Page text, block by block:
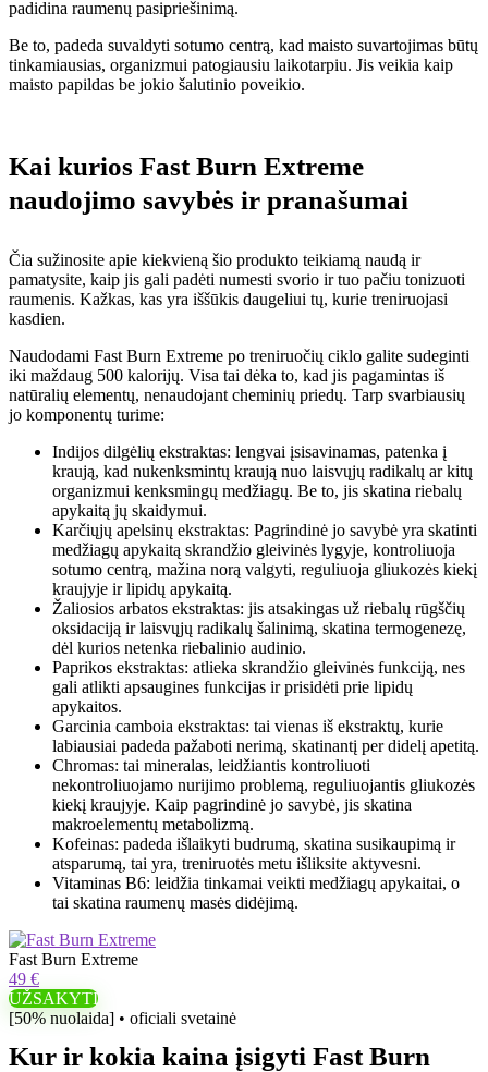
padidina raumenų pasipriešinimą.
Be to, padeda suvaldyti sotumo centrą, kad maisto suvartojimas būtų
tinkamiausias, organizmui patogiausiu laikotarpiu. Jis veikia kaip
maisto papildas be jokio šalutinio poveikio.
Kai kurios Fast Burn Extreme
naudojimo savybės ir pranašumai
Čia sužinosite apie kiekvieną šio produkto teikiamą naudą ir
pamatysite, kaip jis gali padėti numesti svorio ir tuo pačiu tonizuoti
raumenis. Kažkas, kas yra iššūkis daugeliui tų, kurie treniruojasi
kasdien.
Naudodami Fast Burn Extreme po treniruočių ciklo galite sudeginti
iki maždaug 500 kalorijų. Visa tai dėka to, kad jis pagamintas iš
natūralių elementų, nenaudojant cheminių priedų. Tarp svarbiausių
jo komponentų turime:
Indijos dilgėlių ekstraktas: lengvai įsisavinamas, patenka į
kraują, kad nukenksmintų kraują nuo laisvųjų radikalų ar kitų
organizmui kenksmingų medžiagų. Be to, jis skatina riebalų
apykaitą jų skaidymui.
Karčiųjų apelsinų ekstraktas: Pagrindinė jo savybė yra skatinti
medžiagų apykaitą skrandžio gleivinės lygyje, kontroliuoja
sotumo centrą, mažina norą valgyti, reguliuoja gliukozės kiekį
kraujyje ir lipidų apykaitą.
Žaliosios arbatos ekstraktas: jis atsakingas už riebalų rūgščių
oksidaciją ir laisvųjų radikalų šalinimą, skatina termogenezę,
dėl kurios netenka riebalinio audinio.
Paprikos ekstraktas: atlieka skrandžio gleivinės funkciją, nes
gali atlikti apsaugines funkcijas ir prisidėti prie lipidų
apykaitos.
Garcinia camboia ekstraktas: tai vienas iš ekstraktų, kurie
labiausiai padeda pažaboti nerimą, skatinantį per didelį apetitą.
Chromas: tai mineralas, leidžiantis kontroliuoti
nekontroliuojamo nurijimo problemą, reguliuojantis gliukozės
kiekį kraujyje. Kaip pagrindinė jo savybė, jis skatina
makroelementų metabolizmą.
Kofeinas: padeda išlaikyti budrumą, skatina susikaupimą ir
atsparumą, tai yra, treniruotės metu išliksite aktyvesni.
Vitaminas B6: leidžia tinkamai veikti medžiagų apykaitai, o
tai skatina raumenų masės didėjimą.
Fast Burn Extreme
49 €
UŽSAKYTI
[50% nuolaida] • oficiali svetainė
Kur ir kokia kaina įsigyti Fast Burn